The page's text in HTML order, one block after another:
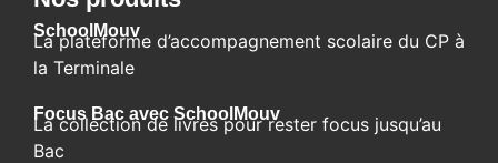
SchoolMouv
La plateforme d’accompagnement scolaire du CP à
la Terminale
Focus Bac avec SchoolMouv
La collection de livres pour rester focus jusqu’au
Bac